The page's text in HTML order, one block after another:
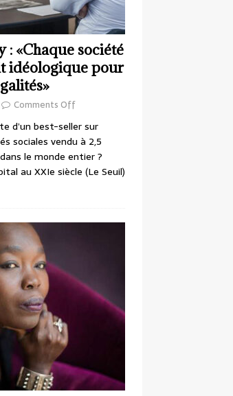
: «Chaque société
idéologique pour
Comments Off
d’un best-seller sur
sociales vendu à 2,5
le monde entier ?
au XXIe siècle (Le Seuil)